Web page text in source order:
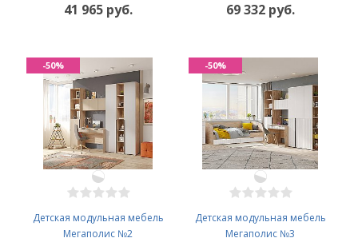
41 965 руб. 69 332 руб.
Детская модульная мебель
Мегаполис №2
-50%
Детская модульная мебель
Мегаполис №3
-50%